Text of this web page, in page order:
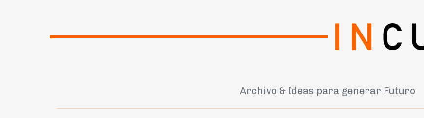
Archivo & Ideas para generar Futuro